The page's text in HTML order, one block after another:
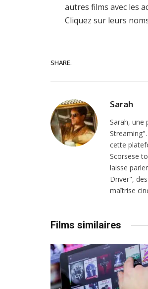
autres films avec les
Cliquez sur leurs
SHARE.
Sarah
Sarah, une
cette
Scorsese
laisse
Driver",
maîtrise
Films similaires